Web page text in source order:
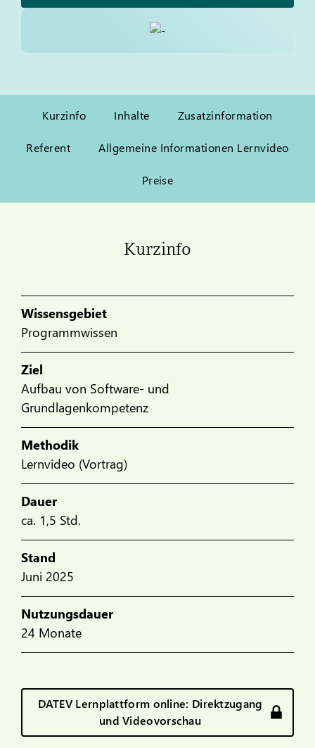
Kurzinfo Inhalte Zusatzinformation
Referent Allgemeine Informationen Lernvideo
Preise
Kurzinfo
Wissensgebiet
Programmwissen
Ziel
Aufbau von Software- und
Grundlagenkompetenz
Methodik
Lernvideo (Vortrag)
Dauer
ca. 1,5 Std.
Stand
Juni 2025
Nutzungsdauer
24 Monate
DATEV Lernplattform online: Direktzugang
und Videovorschau